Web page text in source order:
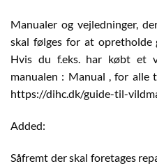
Manualer og vejledninger,
skal følges for at
Hvis du f.eks. har købt et
manualen : Manual , for alle
https://dihc.dk/guide-til-
Added:
Såfremt der skal foretages